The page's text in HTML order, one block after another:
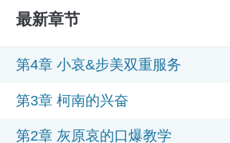
最新章节
第4章 小哀&步美双重服务
第3章 柯南的兴奋
第2章 灰原哀的口爆教学